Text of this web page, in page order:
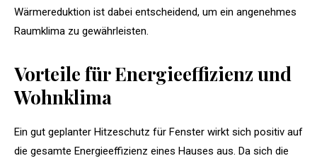
Wärmereduktion ist dabei entscheidend, um ein angenehmes
Raumklima zu gewährleisten.
Vorteile für Energieeffizienz und
Wohnklima
Ein gut geplanter Hitzeschutz für Fenster wirkt sich positiv auf
die gesamte Energieeffizienz eines Hauses aus. Da sich die